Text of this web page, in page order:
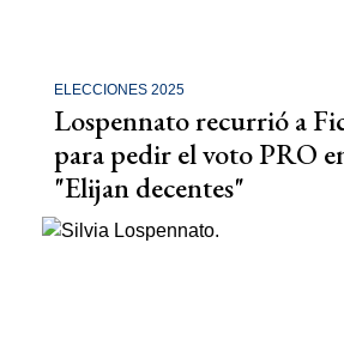
ELECCIONES 2025
Lospennato recurrió a
para pedir el voto PRO
"Elijan decentes"